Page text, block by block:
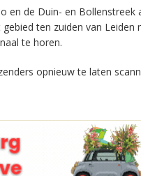
en de Duin- en Bollenstreek
ten zuiden van Leiden
te horen.
opnieuw te laten